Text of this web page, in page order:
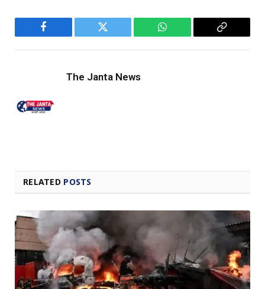
Facebook Twitter WhatsApp
Copy
The Janta News
RELATED POSTS